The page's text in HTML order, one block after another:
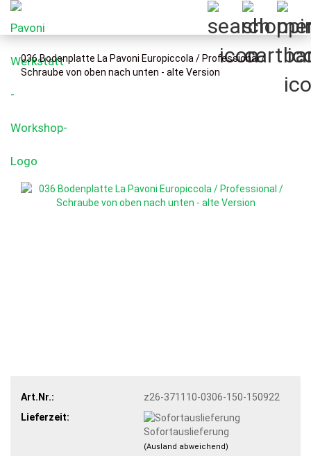
036 Bodenplatte La Pavoni Europiccola / Professional /
Schraube von oben nach unten - alte Version
Art.Nr.:
z26-371110-0306-150-150922
Lieferzeit:
Sofortauslieferung
(Ausland abweichend)